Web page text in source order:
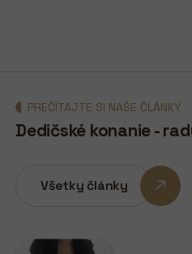
PREČÍTAJTE SI NAŠE ČLÁNKY
Dedičské konanie -
Všetky články